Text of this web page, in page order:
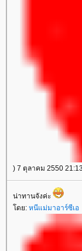
) 7 ตุลาคม 2550
น่าทานจังค่ะ
โดย: หนีแม่มาอาร์ซีเอ